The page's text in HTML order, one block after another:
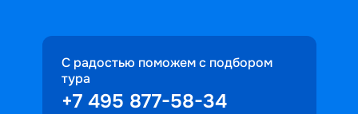
С радостью поможем с подбором
тура
+7 495 877-58-34